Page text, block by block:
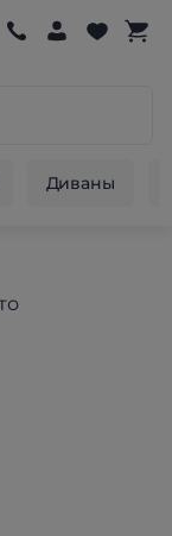
Диваны